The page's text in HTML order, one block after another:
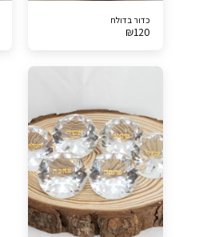
כדור בדולח
₪120